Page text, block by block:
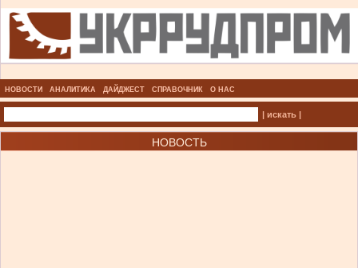
НОВОСТИ АНАЛИТИКА ДАЙДЖЕСТ СПРАВОЧНИК О НАС
| искать |
НОВОСТЬ